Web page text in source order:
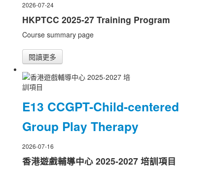
2026-07-24
HKPTCC 2025-27 Training Program
Course summary page
閱讀更多
E13 CCGPT-Child-centered
Group Play Therapy
2026-07-16
香港遊戲輔導中心 2025-2027 培訓項目